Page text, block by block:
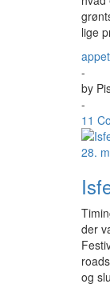
lige
-
by
-
11
28.
der
og